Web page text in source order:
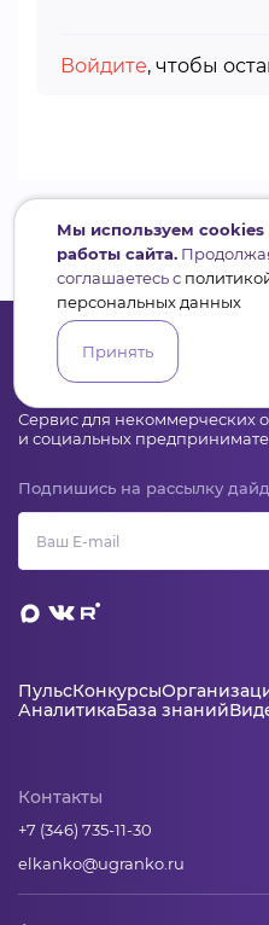
Войдите, чтобы
Сервис для некоммерческих
и социальных
Подпишись на рассылку
ПульсКонкурсы
АналитикаБаза знаний
Контакты
+7 (346) 735-11-30
elkanko@ugranko.ru
Мы используем
работы сайта.
соглашаетесь с
персональных данных
Принять